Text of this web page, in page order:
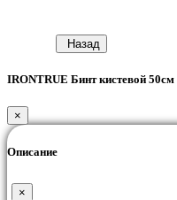
Назад
IRONTRUE Бинт кистевой 50см
×
Описание
×